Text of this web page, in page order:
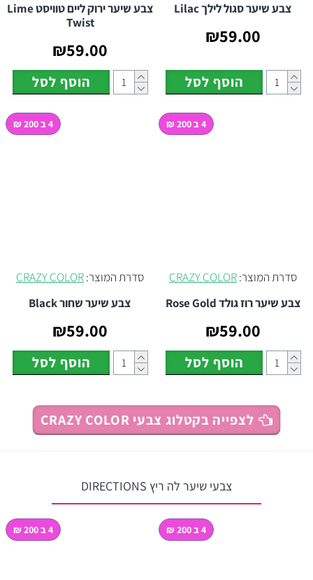
צבע שיער סגול לילך Lilac
₪59.00
הוסף לסל
צבע שיער ירוק ליים טוויסט Lime
Twist
₪59.00
הוסף לסל
4 ב 200 ₪
סדרת המוצר:CRAZY COLOR
צבע שיער רוז גולד Rose Gold
₪59.00
הוסף לסל
4 ב 200 ₪
סדרת המוצר:CRAZY COLOR
צבע שיער שחור Black
₪59.00
הוסף לסל
לצפייה בקטלוג צבעי CRAZY COLOR
צבעי שיער לה ריץ DIRECTIONS
4 ב 200 ₪ 4 ב 200 ₪